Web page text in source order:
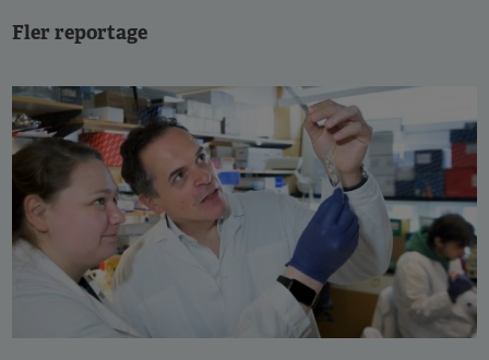
Fler reportage